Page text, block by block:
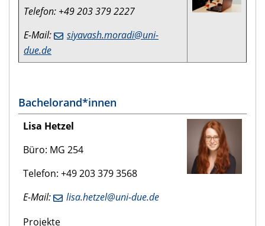
Telefon: +49 203 379 2227
E-Mail:
siyavash.moradi@uni-
due.de
Bachelorand*innen
Lisa Hetzel
Büro: MG 254
Telefon: +49 203 379 3568
E-Mail:
lisa.hetzel@uni-due.de
Projekte